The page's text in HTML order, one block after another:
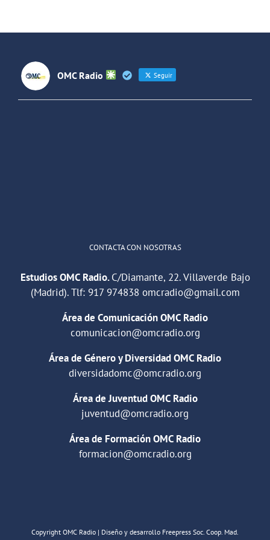
OMC Radio Seguir
CONTACTA CON NOSOTRAS
Estudios OMC Radio.C/Diamante, 22. Villaverde Bajo
(Madrid). Tlf: 917 974838 omcradio@gmail.com
Área de Comunicación OMC Radio
comunicacion@omcradio.org
Área de Género y Diversidad OMC Radio
diversidadomc@omcradio.org
Área de Juventud OMC Radio
juventud@omcradio.org
Área de Formación OMC Radio
formacion@omcradio.org
Copyright OMC Radio | Diseño y desarrollo Freepress Soc. Coop. Mad.